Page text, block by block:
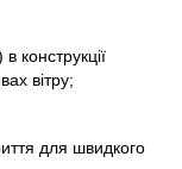
конструкції
вітру;
для швидкого